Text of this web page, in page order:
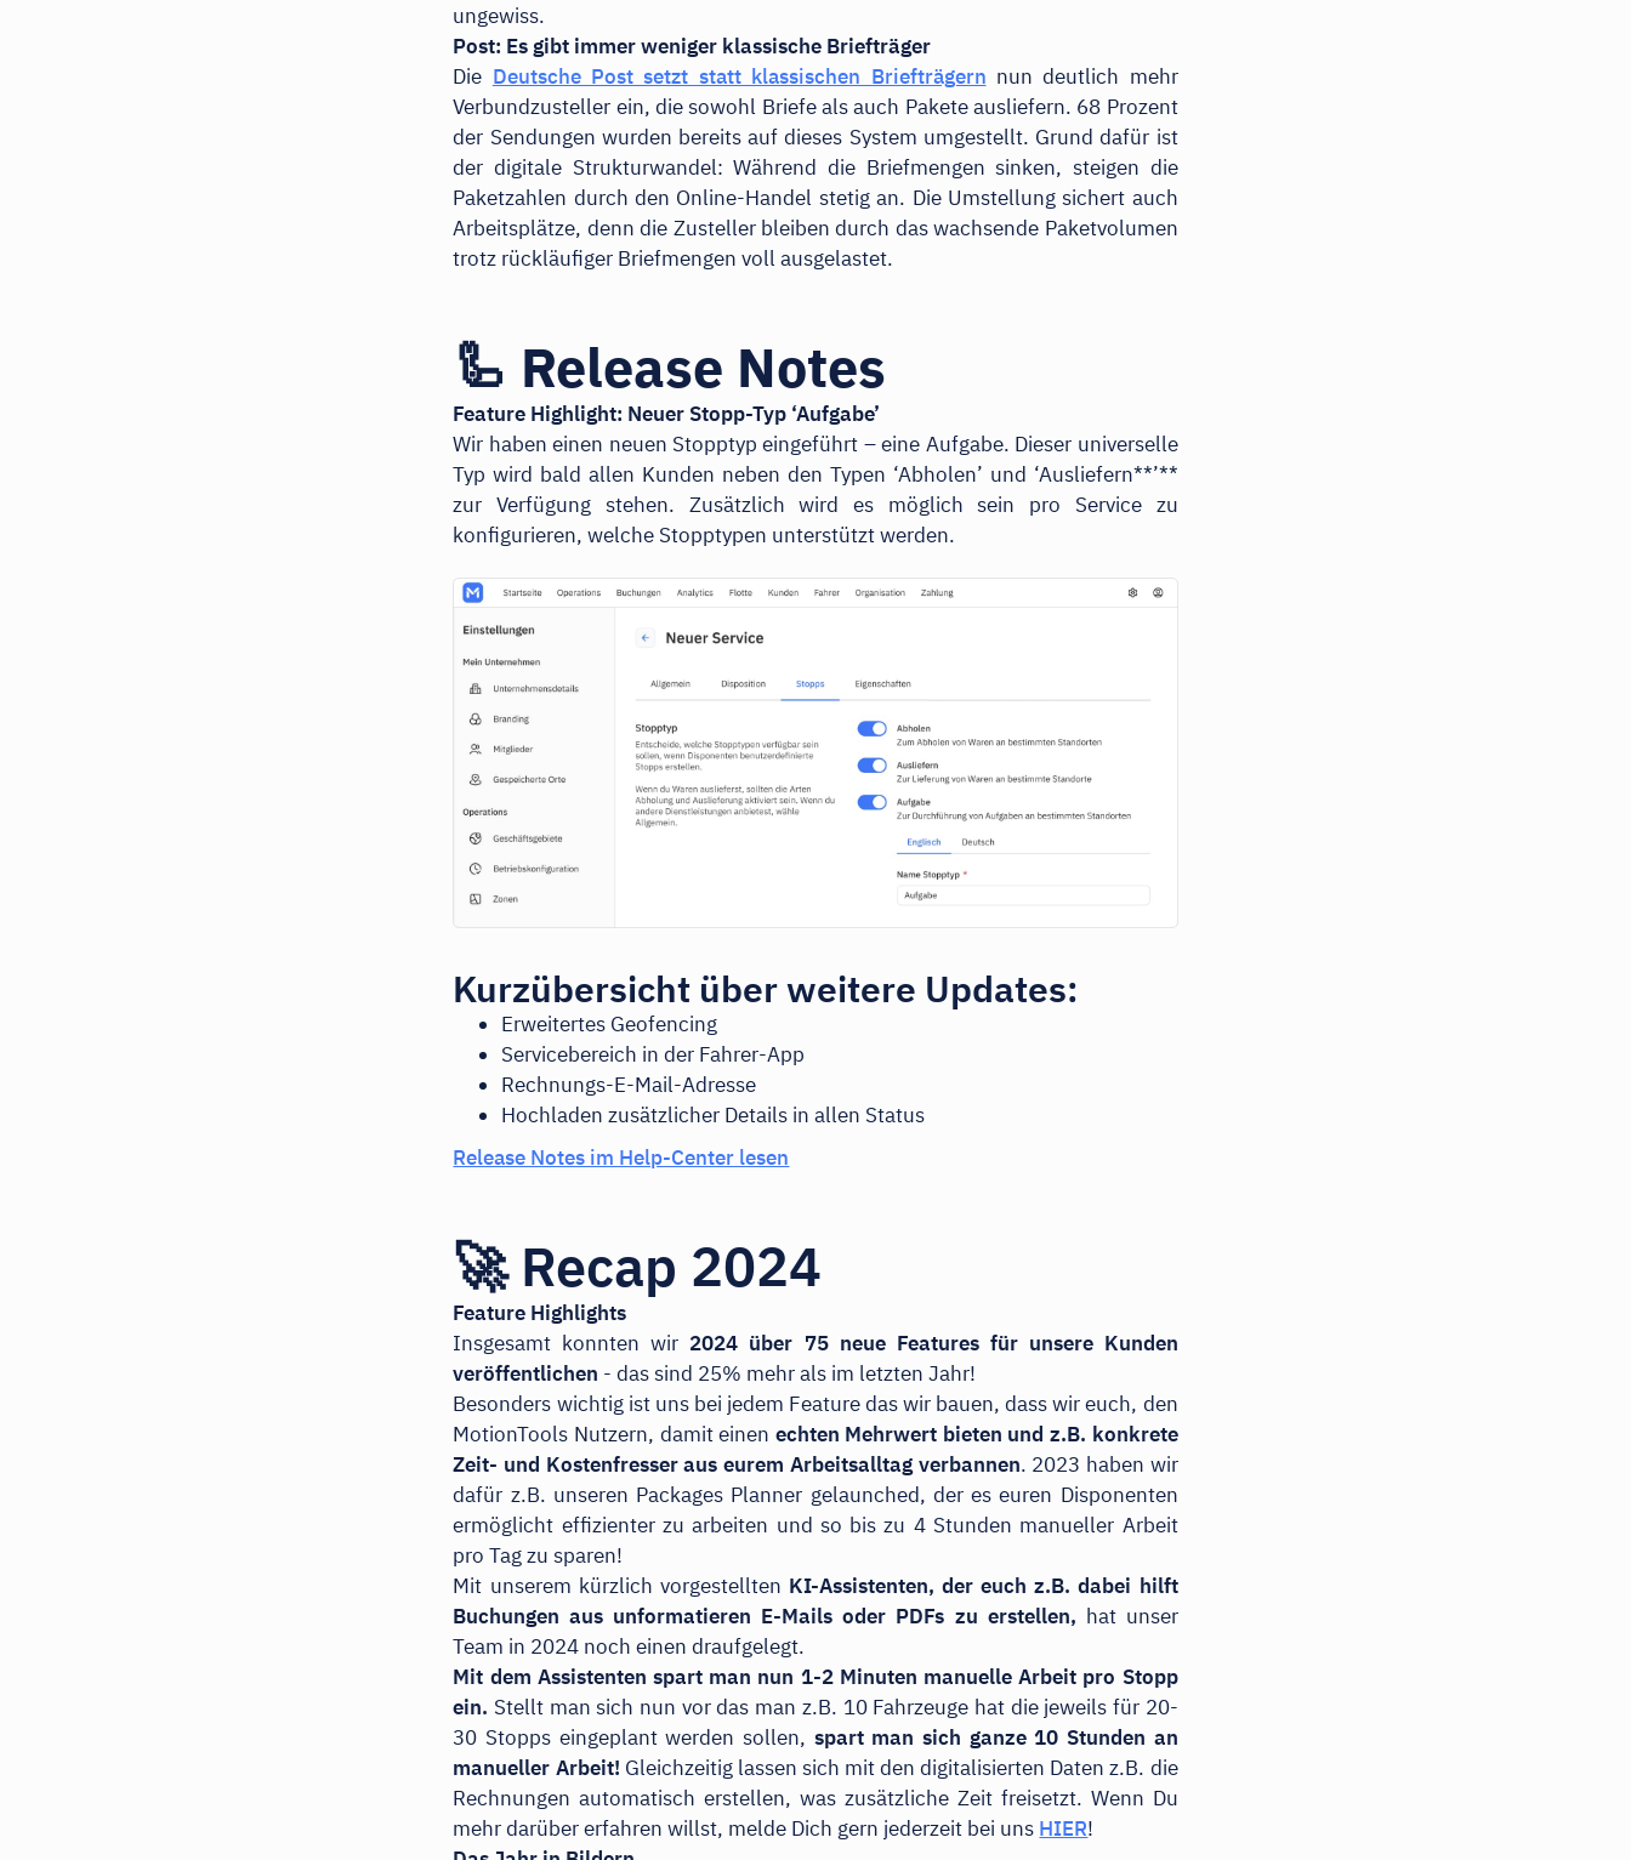
ungewiss.
Post: Es gibt immer weniger klassische Briefträger
Die Deutsche Post setzt statt klassischen Briefträgern nun deutlich mehr
Verbundzusteller ein, die sowohl Briefe als auch Pakete ausliefern. 68 Prozent
der Sendungen wurden bereits auf dieses System umgestellt. Grund dafür ist
der digitale Strukturwandel: Während die Briefmengen sinken, steigen die
Paketzahlen durch den Online-Handel stetig an. Die Umstellung sichert auch
Arbeitsplätze, denn die Zusteller bleiben durch das wachsende Paketvolumen
trotz rückläufiger Briefmengen voll ausgelastet.
🦾 Release Notes
Feature Highlight: Neuer Stopp-Typ ‘Aufgabe’
Wir haben einen neuen Stopptyp eingeführt – eine Aufgabe. Dieser universelle
Typ wird bald allen Kunden neben den Typen ‘Abholen’ und ‘Ausliefern**’**
zur Verfügung stehen. Zusätzlich wird es möglich sein pro Service zu
konfigurieren, welche Stopptypen unterstützt werden.
Kurzübersicht über weitere Updates:
Erweitertes Geofencing
Servicebereich in der Fahrer-App
Rechnungs-E-Mail-Adresse
Hochladen zusätzlicher Details in allen Status
Release Notes im Help-Center lesen
🚀 Recap 2024
Feature Highlights
Insgesamt konnten wir 2024 über 75 neue Features für unsere Kunden
veröffentlichen - das sind 25% mehr als im letzten Jahr!
Besonders wichtig ist uns bei jedem Feature das wir bauen, dass wir euch, den
MotionTools Nutzern, damit einen echten Mehrwert bieten und z.B. konkrete
Zeit- und Kostenfresser aus eurem Arbeitsalltag verbannen. 2023 haben wir
dafür z.B. unseren Packages Planner gelaunched, der es euren Disponenten
ermöglicht effizienter zu arbeiten und so bis zu 4 Stunden manueller Arbeit
pro Tag zu sparen!
Mit unserem kürzlich vorgestellten KI-Assistenten, der euch z.B. dabei hilft
Buchungen aus unformatieren E-Mails oder PDFs zu erstellen, hat unser
Team in 2024 noch einen draufgelegt.
Mit dem Assistenten spart man nun 1-2 Minuten manuelle Arbeit pro Stopp
ein. Stellt man sich nun vor das man z.B. 10 Fahrzeuge hat die jeweils für 20-
30 Stopps eingeplant werden sollen, spart man sich ganze 10 Stunden an
manueller Arbeit! Gleichzeitig lassen sich mit den digitalisierten Daten z.B. die
Rechnungen automatisch erstellen, was zusätzliche Zeit freisetzt. Wenn Du
mehr darüber erfahren willst, melde Dich gern jederzeit bei uns HIER!